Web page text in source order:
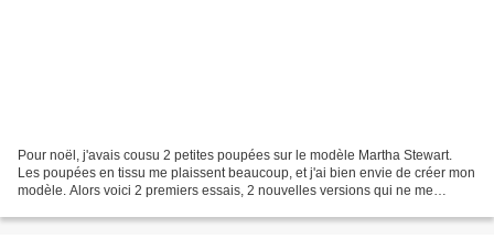
Pour noël, j'avais cousu 2 petites poupées sur le modèle Martha Stewart.
Les poupées en tissu me plaissent beaucoup, et j'ai bien envie de créer mon
modèle. Alors voici 2 premiers essais, 2 nouvelles versions qui ne me